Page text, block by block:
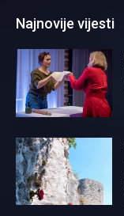
Najnovije vijesti